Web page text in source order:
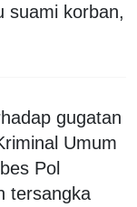
suami korban,
gugatan
Umum
Pol
tersangka